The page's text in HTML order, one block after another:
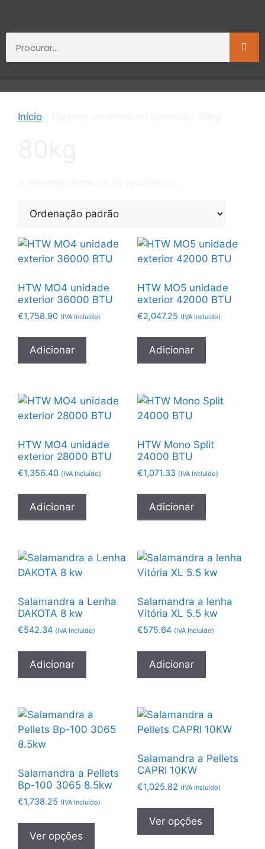
Início
HTW MO4 unidade
exterior 36000 BTU
€1,758.90 (IVA Incluído)
Adicionar
HTW MO5 unidade
exterior 42000 BTU
€2,047.25 (IVA Incluído)
Adicionar
HTW MO4 unidade
exterior 28000 BTU
€1,356.40 (IVA Incluído)
Adicionar
HTW Mono Split
24000 BTU
€1,071.33 (IVA Incluído)
Adicionar
Salamandra a Lenha
DAKOTA 8 kw
€542.34 (IVA Incluído)
Adicionar
Salamandra a lenha
Vitória XL 5.5 kw
€575.64 (IVA Incluído)
Adicionar
Salamandra a Pellets
Bp-100 3065 8.5kw
€1,738.25 (IVA Incluído)
Ver opções
Salamandra a Pellets
CAPRI 10KW
€1,025.82 (IVA Incluído)
Ver opções